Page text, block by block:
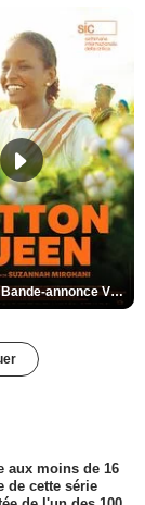
Cotton Queen Bande-annonce VO STFR
aux moins de 16
de cette série